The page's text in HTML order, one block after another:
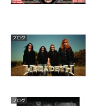
ブログ
ブログ